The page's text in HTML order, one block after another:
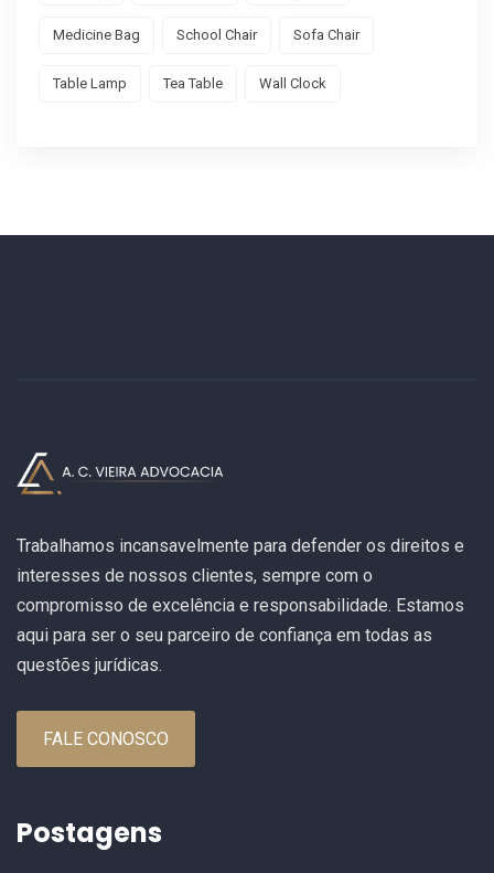
Medicine Bag School Chair Sofa Chair
Table Lamp Tea Table Wall Clock
Trabalhamos incansavelmente para defender os direitos e
interesses de nossos clientes, sempre com o
compromisso de excelência e responsabilidade. Estamos
aqui para ser o seu parceiro de confiança em todas as
questões jurídicas.
FALE CONOSCO
Postagens